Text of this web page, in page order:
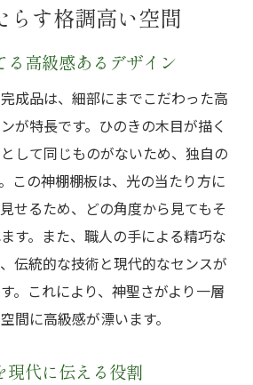
らす格調高い空間
る高級感あるデザイン
成品は、細部にまでこだわった高
が特長です。ひのきの木目が描く
して同じものがないため、独自の
この神棚棚板は、光の当たり方に
せるため、どの角度から見てもそ
す。また、職人の手による精巧な
伝統的な技術と現代的なセンスが
。これにより、神聖さがより一層
間に高級感が漂います。
現代に伝える役割